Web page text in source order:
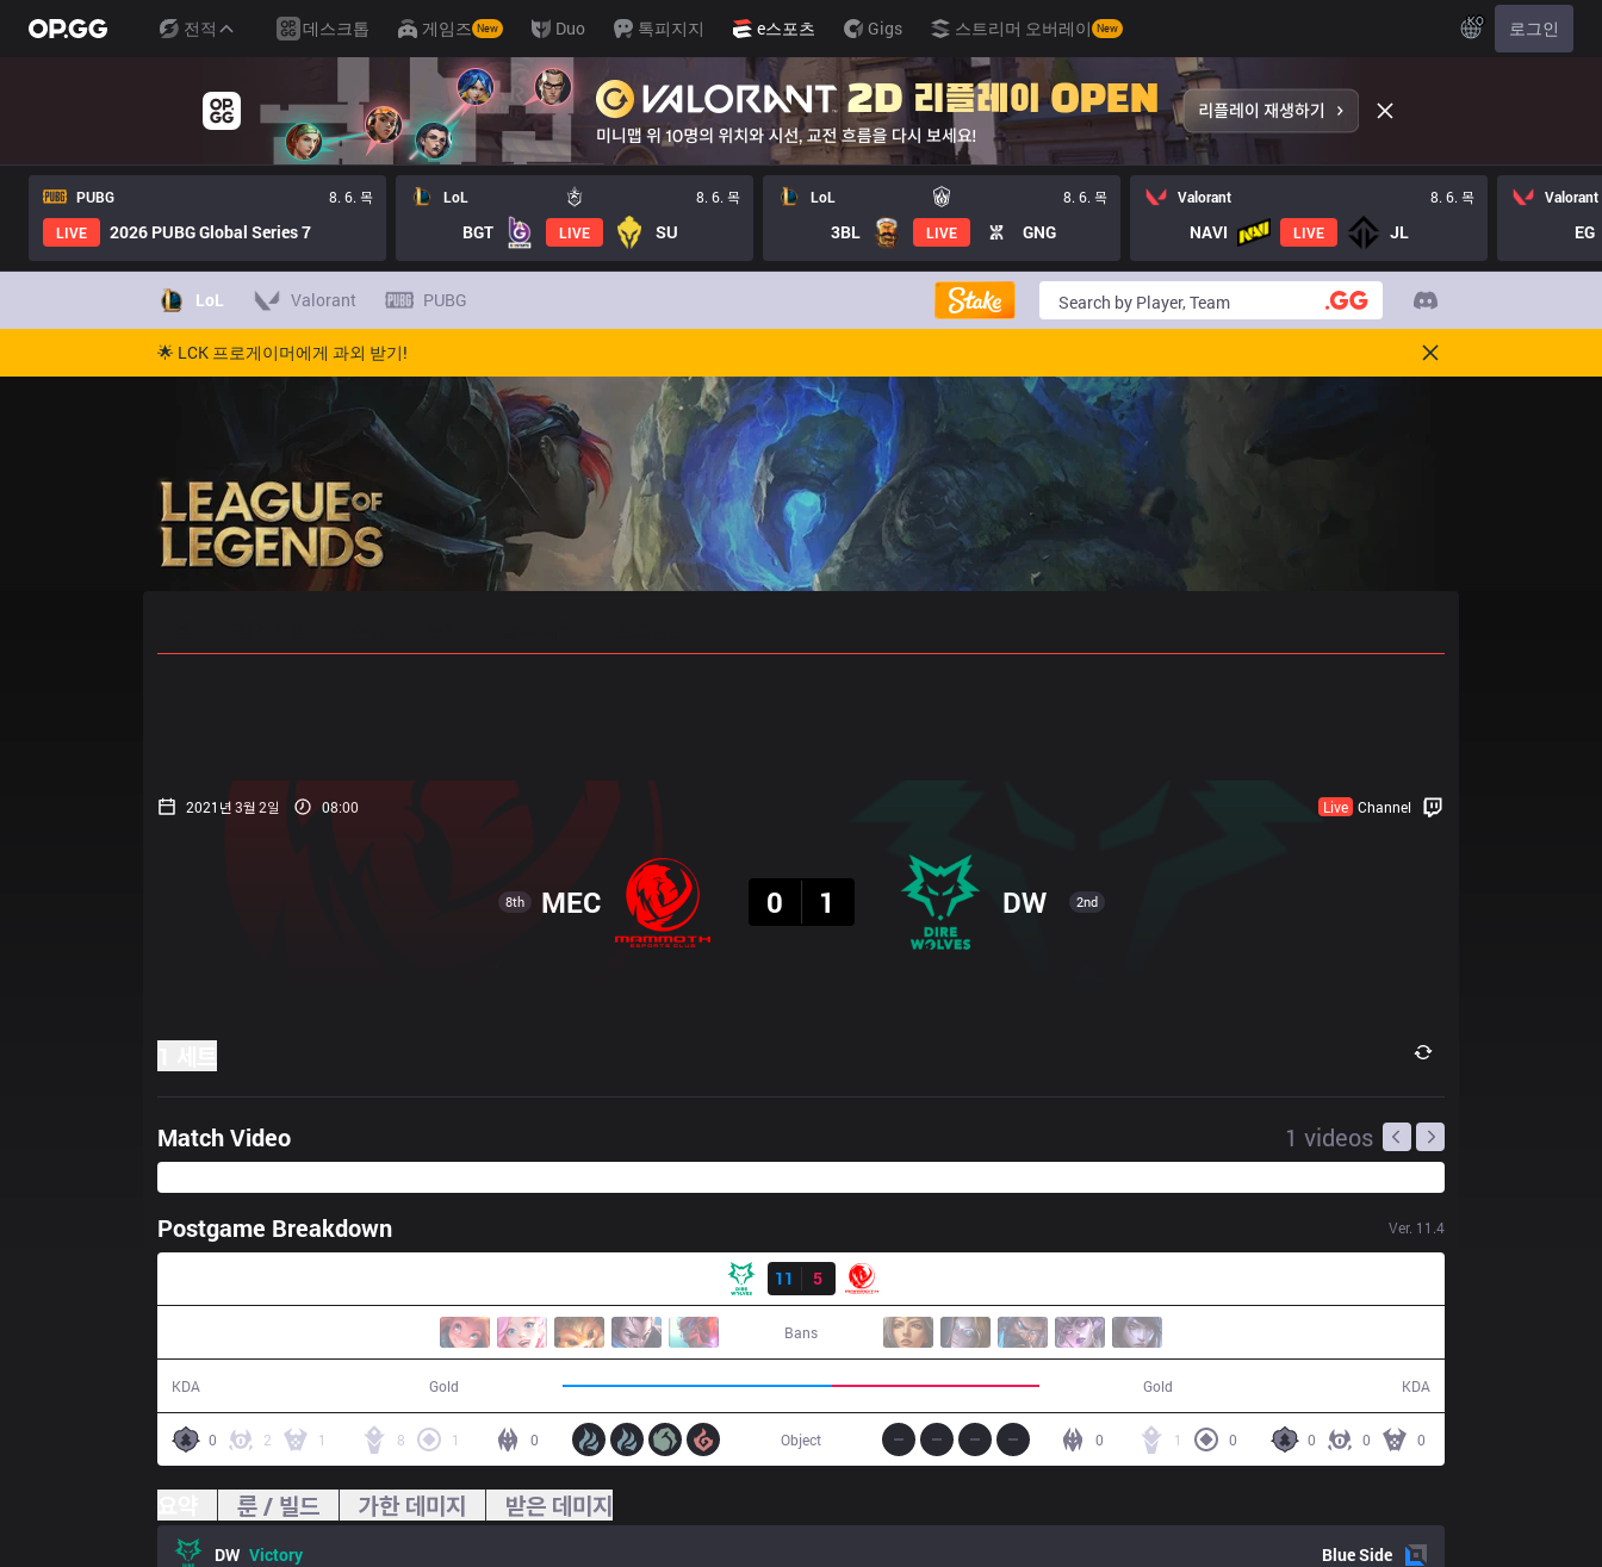
전적 데스크톱 게임즈 New Duo 톡피지지 e스포츠 Gigs 스트리머 오버레이 New KO 로그인
PUBG
8. 6. 목
LIVE
2026 PUBG Global Series 7
LoL 8. 6. 목
BGT LIVE SU
LoL 8. 6. 목
3BL LIVE GNG
Valorant 8. 6. 목
NAVI LIVE JL
Valorant
EG
LoL Valorant PUBG
🌟 LCK 프로게이머에게 과외 받기!
2021년 3월 2일 08:00 Live Channel
8th MEC
0
1 DW 2nd
Match Video 1 videos
Postgame Breakdown Ver. 11.4
11
5
Bans
KDA Gold Gold KDA
0 2 1 8 1 0 0 0 0
1 0
0
Object
룬 / 빌드 가한 데미지 받은 데미지
DW Victory BlueSide